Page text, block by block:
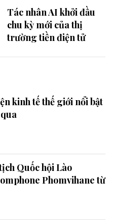
Tác nhân AI khởi đầu
chu kỳ mới của thị
trường tiền điện tử
kinh tế thế giới nổi bật
Quốc hội Lào
Phomvihane từ